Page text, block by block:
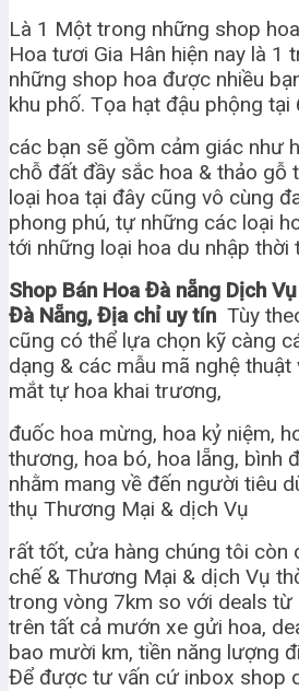
Là 1 Một trong những shop
Hoa tươi Gia Hân hiện nay là 1
những shop hoa được nhiều
khu phố. Tọa hạt đậu phộng
các bạn sẽ gồm cảm giác như
chỗ đất đầy sắc hoa & thảo gỗ
loại hoa tại đây cũng vô cùng
phong phú, tự những các loại
tới những loại hoa du nhập thời
Shop Bán Hoa Đà nẵng Dịch
Đà Nẵng, Địa chỉ uy tín Tùy
cũng có thể lựa chọn kỹ càng
dạng & các mẫu mã nghệ thuật
mắt tự hoa khai trương,
đuốc hoa mừng, hoa kỷ niệm,
thương, hoa bó, hoa lẵng, bình
nhằm mang về đến người tiêu
thụ Thương Mại & dịch Vụ
rất tốt, cửa hàng chúng tôi còn
chế & Thương Mại & dịch Vụ
trong vòng 7km so với deals từ
trên tất cả mướn xe gửi hoa,
bao mười km, tiền năng lượng
Để được tư vấn cứ inbox shop